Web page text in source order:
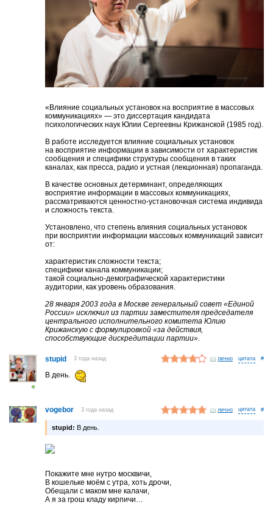
«Влияние социальных установок на восприятие в массовых
коммуникациях» — это диссертация кандидата
психологических наук Юлии Сергеевны Крижанской (1985 год).
В работе исследуется влияние социальных установок
на восприятие информации в зависимости от характеристик
сообщения и специфики структуры сообщения в таких
каналах, как пресса, радио и устная (лекционная) пропаганда.
В качестве основных детерминант, определяющих
восприятие информации в массовых коммуникациях,
рассматриваются ценностно-установочная система индивида
и сложность текста.
Установлено, что степень влияния социальных установок
при восприятии информации массовых коммуникаций зависит
от:
характеристик сложности текста;
специфики канала коммуникации;
такой социально-демографической характеристики
аудитории, как уровень образования.
28 января 2003 года в Москве генеральный совет «Единой
России» исключил из партии заместителя председателя
центрального исполнительного комитета Юлию
Крижанскую с формулировкой «за действия,
способствующие дискредитации партии».
stupid 3 года назад лично #
В день.
vogebor 3 года назад лично #
stupid: В день.
Покажите мне нутро москвичи,
В кошельке моём с утра, хоть дрочи,
Обещали с маком мне калачи,
А я за грош кладу кирпичи…